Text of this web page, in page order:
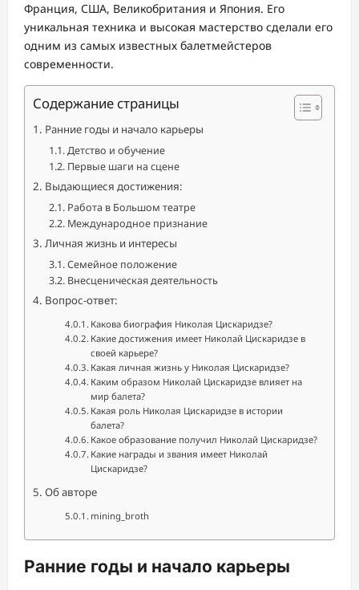
Франция, США, Великобритания и Япония. Его
уникальная техника и высокая мастерство сделали его
одним из самых известных балетмейстеров
современности.
Содержание страницы
Ранние годы и начало карьеры
Детство и обучение
Первые шаги на сцене
Выдающиеся достижения:
Работа в Большом театре
Международное признание
Личная жизнь и интересы
Семейное положение
Внесценическая деятельность
Вопрос-ответ:
Какова биография Николая Цискаридзе?
Какие достижения имеет Николай Цискаридзе в
своей карьере?
Какая личная жизнь у Николая Цискаридзе?
Каким образом Николай Цискаридзе влияет на
мир балета?
Какая роль Николая Цискаридзе в истории
балета?
Какое образование получил Николай Цискаридзе?
Какие награды и звания имеет Николай
Цискаридзе?
Об авторе
mining_broth
Ранние годы и начало карьеры